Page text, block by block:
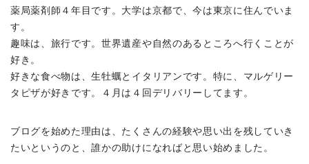
薬局薬剤師４年目です。大学は京都で、今は東京に住んでいま
す。
趣味は、旅行です。世界遺産や自然のあるところへ行くことが
好き。
好きな食べ物は、生牡蠣とイタリアンです。特に、マルゲリー
タピザが好きです。４月は４回デリバリーしてます。
ブログを始めた理由は、たくさんの経験や思い出を残していき
たいというのと、誰かの助けになればと思い始めました。